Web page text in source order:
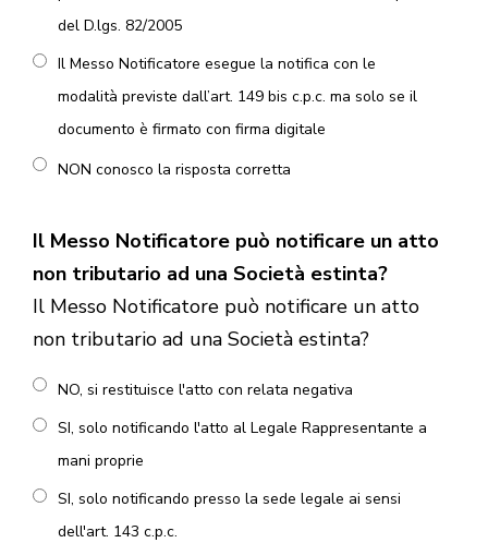
del D.lgs. 82/2005
Il Messo Notificatore esegue la notifica con le
modalità previste dall’art. 149 bis c.p.c. ma solo se il
documento è firmato con firma digitale
NON conosco la risposta corretta
Il Messo Notificatore può notificare un atto
non tributario ad una Società estinta?
Il Messo Notificatore può notificare un atto
non tributario ad una Società estinta?
NO, si restituisce l'atto con relata negativa
SI, solo notificando l'atto al Legale Rappresentante a
mani proprie
SI, solo notificando presso la sede legale ai sensi
dell'art. 143 c.p.c.